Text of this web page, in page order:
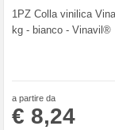
1PZ Colla vinilica
kg - bianco - Vinavil®
a partire da
€ 8,24